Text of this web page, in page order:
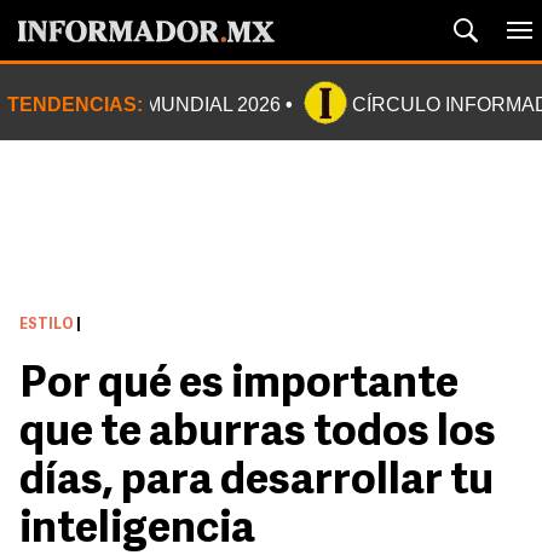
TENDENCIAS: MUNDIAL 2026 CÍRCULO
ESTILO
Por qué es importante
que te aburras todos los
días, para desarrollar tu
inteligencia